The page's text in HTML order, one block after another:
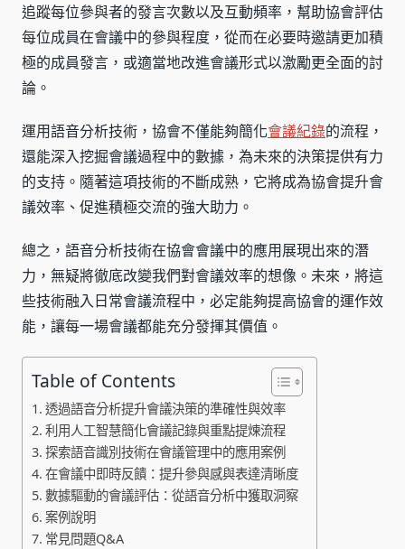
追蹤每位參與者的發言次數以及互動頻率，幫助協會評估
每位成員在會議中的參與程度，從而在必要時邀請更加積
極的成員發言，或適當地改進會議形式以激勵更全面的討
論。
運用語音分析技術，協會不僅能夠簡化會議紀錄的流程，
還能深入挖掘會議過程中的數據，為未來的決策提供有力
的支持。隨著這項技術的不斷成熟，它將成為協會提升會
議效率、促進積極交流的強大助力。
總之，語音分析技術在協會會議中的應用展現出來的潛
力，無疑將徹底改變我們對會議效率的想像。未來，將這
些技術融入日常會議流程中，必定能夠提高協會的運作效
能，讓每一場會議都能充分發揮其價值。
Table of Contents
透過語音分析提升會議決策的準確性與效率
利用人工智慧簡化會議記錄與重點提煉流程
探索語音識別技術在會議管理中的應用案例
在會議中即時反饋：提升參與感與表達清晰度
數據驅動的會議評估：從語音分析中獲取洞察
案例說明
常見問題Q&A